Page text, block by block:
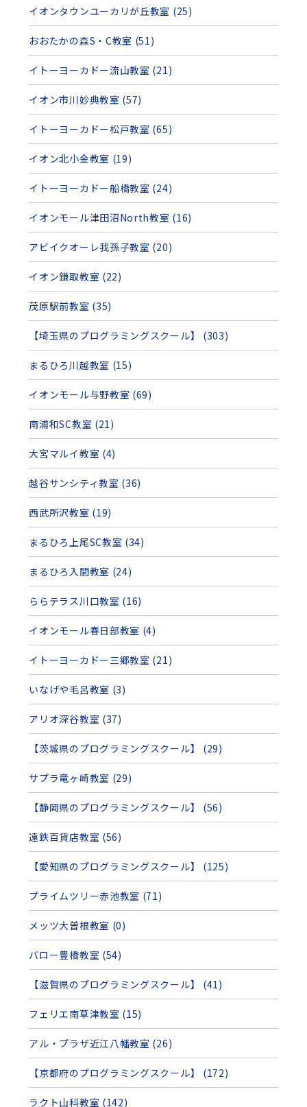
イオンタウンユーカリが丘教室 (25)
おおたかの森S・C教室 (51)
イトーヨーカドー流山教室 (21)
イオン市川妙典教室 (57)
イトーヨーカドー松戸教室 (65)
イオン北小金教室 (19)
イトーヨーカドー船橋教室 (24)
イオンモール津田沼North教室 (16)
アビイクオーレ我孫子教室 (20)
イオン鎌取教室 (22)
茂原駅前教室 (35)
【埼玉県のプログラミングスクール】 (303)
まるひろ川越教室 (15)
イオンモール与野教室 (69)
南浦和SC教室 (21)
大宮マルイ教室 (4)
越谷サンシティ教室 (36)
西武所沢教室 (19)
まるひろ上尾SC教室 (34)
まるひろ入間教室 (24)
ららテラス川口教室 (16)
イオンモール春日部教室 (4)
イトーヨーカドー三郷教室 (21)
いなげや毛呂教室 (3)
アリオ深谷教室 (37)
【茨城県のプログラミングスクール】 (29)
サプラ竜ヶ崎教室 (29)
【静岡県のプログラミングスクール】 (56)
遠鉄百貨店教室 (56)
【愛知県のプログラミングスクール】 (125)
プライムツリー赤池教室 (71)
メッツ大曽根教室 (0)
バロー豊橋教室 (54)
【滋賀県のプログラミングスクール】 (41)
フェリエ南草津教室 (15)
アル・プラザ近江八幡教室 (26)
【京都府のプログラミングスクール】 (172)
ラクト山科教室 (142)